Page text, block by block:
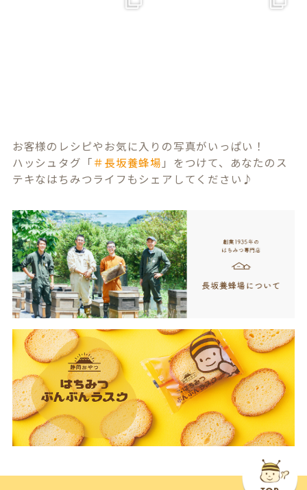
お客様のレシピやお気に入りの写真がいっぱい！
ハッシュタグ「＃長坂養蜂場 」をつけて、あなたのス
テキなはちみつライフもシェアしてください♪